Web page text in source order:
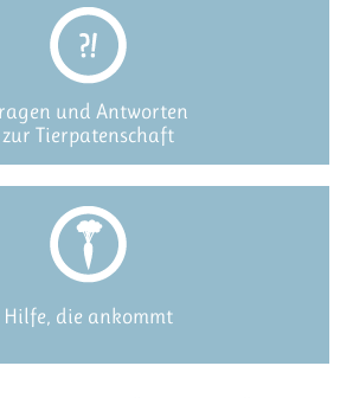
und Antworten
zur Tierpatenschaft
Hilfe, die ankommt